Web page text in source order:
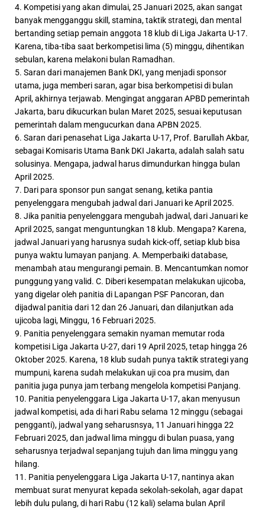
4. Kompetisi yang akan dimulai, 25 Januari 2025, akan sangat
banyak mengganggu skill, stamina, taktik strategi, dan mental
bertanding setiap pemain anggota 18 klub di Liga Jakarta U-17.
Karena, tiba-tiba saat berkompetisi lima (5) minggu, dihentikan
sebulan, karena melakoni bulan Ramadhan.
5. Saran dari manajemen Bank DKI, yang menjadi sponsor
utama, juga memberi saran, agar bisa berkompetisi di bulan
April, akhirnya terjawab. Mengingat anggaran APBD pemerintah
Jakarta, baru dikucurkan bulan Maret 2025, sesuai keputusan
pemerintah dalam mengucurkan dana APBN 2025.
6. Saran dari penasehat Liga Jakarta U-17, Prof. Barullah Akbar,
sebagai Komisaris Utama Bank DKI Jakarta, adalah salah satu
solusinya. Mengapa, jadwal harus dimundurkan hingga bulan
April 2025.
7. Dari para sponsor pun sangat senang, ketika pantia
penyelenggara mengubah jadwal dari Januari ke April 2025.
8. Jika panitia penyelenggara mengubah jadwal, dari Januari ke
April 2025, sangat menguntungkan 18 klub. Mengapa? Karena,
jadwal Januari yang harusnya sudah kick-off, setiap klub bisa
punya waktu lumayan panjang. A. Memperbaiki database,
menambah atau mengurangi pemain. B. Mencantumkan nomor
punggung yang valid. C. Diberi kesempatan melakukan ujicoba,
yang digelar oleh panitia di Lapangan PSF Pancoran, dan
dijadwal panitia dari 12 dan 26 Januari, dan dilanjutkan ada
ujicoba lagi, Minggu, 16 Februari 2025.
9. Panitia penyelenggara semakin nyaman memutar roda
kompetisi Liga Jakarta U-27, dari 19 April 2025, tetap hingga 26
Oktober 2025. Karena, 18 klub sudah punya taktik strategi yang
mumpuni, karena sudah melakukan uji coa pra musim, dan
panitia juga punya jam terbang mengelola kompetisi Panjang.
10. Panitia penyelenggara Liga Jakarta U-17, akan menyusun
jadwal kompetisi, ada di hari Rabu selama 12 minggu (sebagai
pengganti), jadwal yang seharusnsya, 11 Januari hingga 22
Februari 2025, dan jadwal lima minggu di bulan puasa, yang
seharusnya terjadwal sepanjang tujuh dan lima minggu yang
hilang.
11. Panitia penyelenggara Liga Jakarta U-17, nantinya akan
membuat surat menyurat kepada sekolah-sekolah, agar dapat
lebih dulu pulang, di hari Rabu (12 kali) selama bulan April